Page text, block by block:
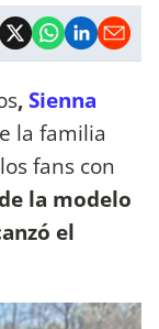
,Sienna
la familia
fans con
la modelo
el